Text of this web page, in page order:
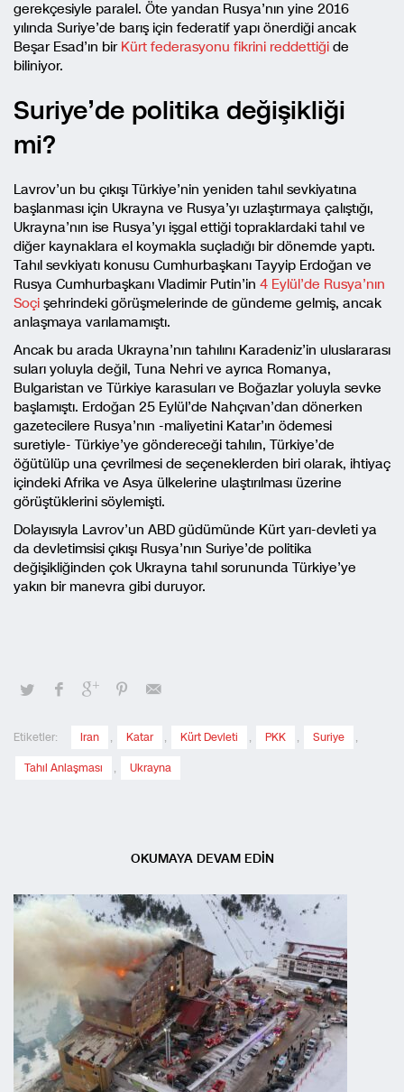
gerekçesiyle paralel. Öte yandan Rusya’nın yine 2016
yılında Suriye’de barış için federatif yapı önerdiği ancak
Beşar Esad’ın bir Kürt federasyonu fikrini reddettiği de
biliniyor.
Suriye’de politika değişikliği
mi?
Lavrov’un bu çıkışı Türkiye’nin yeniden tahıl sevkiyatına
başlanması için Ukrayna ve Rusya’yı uzlaştırmaya çalıştığı,
Ukrayna’nın ise Rusya’yı işgal ettiği topraklardaki tahıl ve
diğer kaynaklara el koymakla suçladığı bir dönemde yaptı.
Tahıl sevkiyatı konusu Cumhurbaşkanı Tayyip Erdoğan ve
Rusya Cumhurbaşkanı Vladimir Putin’in 4 Eylül’de Rusya’nın
Soçi şehrindeki görüşmelerinde de gündeme gelmiş, ancak
anlaşmaya varılamamıştı.
Ancak bu arada Ukrayna’nın tahılını Karadeniz’in uluslararası
suları yoluyla değil, Tuna Nehri ve ayrıca Romanya,
Bulgaristan ve Türkiye karasuları ve Boğazlar yoluyla sevke
başlamıştı. Erdoğan 25 Eylül’de Nahçıvan’dan dönerken
gazetecilere Rusya’nın -maliyetini Katar’ın ödemesi
suretiyle- Türkiye’ye göndereceği tahılın, Türkiye’de
öğütülüp una çevrilmesi de seçeneklerden biri olarak, ihtiyaç
içindeki Afrika ve Asya ülkelerine ulaştırılması üzerine
görüştüklerini söylemişti.
Dolayısıyla Lavrov’un ABD güdümünde Kürt yarı-devleti ya
da devletimsisi çıkışı Rusya’nın Suriye’de politika
değişikliğinden çok Ukrayna tahıl sorununda Türkiye’ye
yakın bir manevra gibi duruyor.
Etiketler: Iran , Katar , Kürt Devleti , PKK , Suriye ,
Tahıl Anlaşması , Ukrayna
OKUMAYA DEVAM EDİN